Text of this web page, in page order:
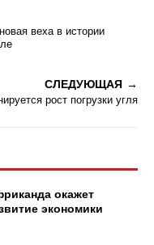
веха в истории
СЛЕДУЮЩАЯ
рост погрузки угля
окажет
экономики